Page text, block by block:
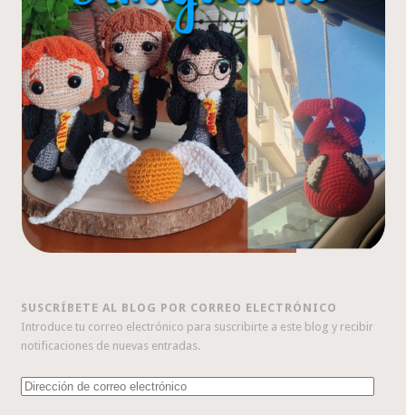
SUSCRÍBETE AL BLOG POR CORREO ELECTRÓNICO
Introduce tu correo electrónico para suscribirte a este blog y recibir
notificaciones de nuevas entradas.
Dirección